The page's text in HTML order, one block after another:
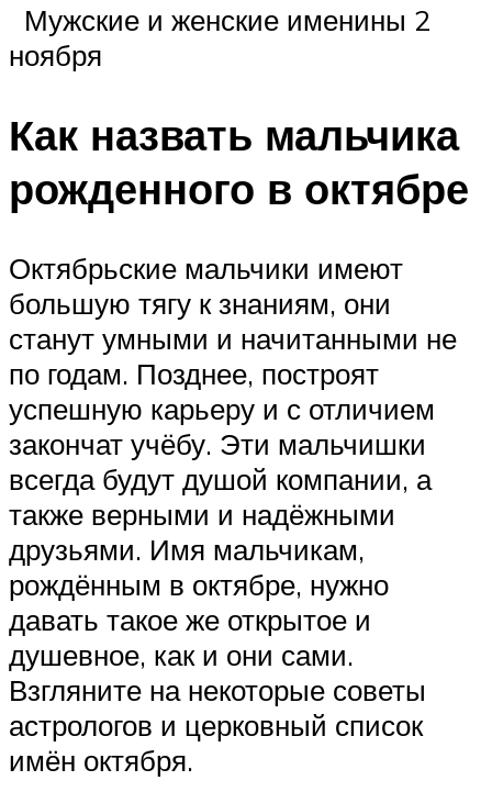
Мужские и женские именины 2
ноября
Как назвать мальчика
рожденного в октябре
Октябрьские мальчики имеют
большую тягу к знаниям, они
станут умными и начитанными не
по годам. Позднее, построят
успешную карьеру и с отличием
закончат учёбу. Эти мальчишки
всегда будут душой компании, а
также верными и надёжными
друзьями. Имя мальчикам,
рождённым в октябре, нужно
давать такое же открытое и
душевное, как и они сами.
Взгляните на некоторые советы
астрологов и церковный список
имён октября.